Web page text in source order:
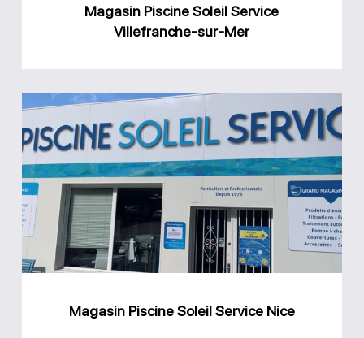
Magasin Piscine Soleil Service
Villefranche-sur-Mer
Piscine
Soleil
Service
Nice
Magasin Piscine Soleil Service Nice